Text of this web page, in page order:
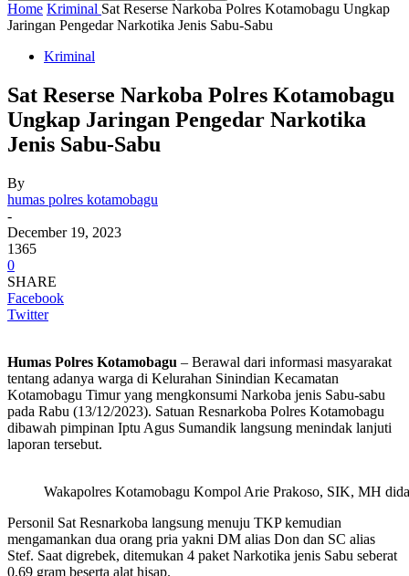
Home Kriminal Sat Reserse Narkoba Polres Kotamobagu Ungkap
Jaringan Pengedar Narkotika Jenis Sabu-Sabu
Kriminal
Sat Reserse Narkoba Polres Kotamobagu
Ungkap Jaringan Pengedar Narkotika
Jenis Sabu-Sabu
By
humas polres kotamobagu
-
December 19, 2023
1365
0
SHARE
Facebook
Twitter
Humas Polres Kotamobagu – Berawal dari informasi masyarakat
tentang adanya warga di Kelurahan Sinindian Kecamatan
Kotamobagu Timur yang mengkonsumi Narkoba jenis Sabu-sabu
pada Rabu (13/12/2023). Satuan Resnarkoba Polres Kotamobagu
dibawah pimpinan Iptu Agus Sumandik langsung menindak lanjuti
laporan tersebut.
Wakapolres Kotamobagu Kompol Arie Prakoso, SIK, MH
Personil Sat Resnarkoba langsung menuju TKP kemudian
mengamankan dua orang pria yakni DM alias Don dan SC alias
Stef. Saat digrebek, ditemukan 4 paket Narkotika jenis Sabu seberat
0.69 gram beserta alat hisap.